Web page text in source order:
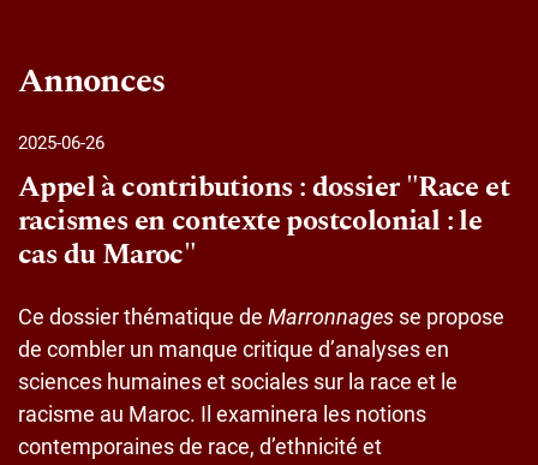
Annonces
2025-06-26
Appel à contributions : dossier "Race et
racismes en contexte postcolonial : le
cas du Maroc"
Ce dossier thématique de Marronnages se propose
de combler un manque critique d’analyses en
sciences humaines et sociales sur la race et le
racisme au Maroc. Il examinera les notions
contemporaines de race, d’ethnicité et